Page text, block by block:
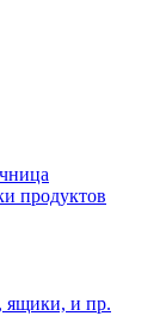
продуктов
ящики, и пр.